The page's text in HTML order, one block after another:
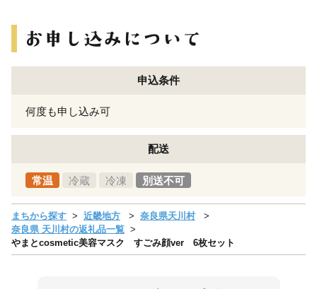
申込条件
何度も申し込み可
配送
常温 冷蔵 冷凍 別送不可
まちから探す 近畿地方
奈良県天川村
奈良県 天川村の返礼品一覧
やまとcosmetic美容マスク すごみ顔ver 6枚セット